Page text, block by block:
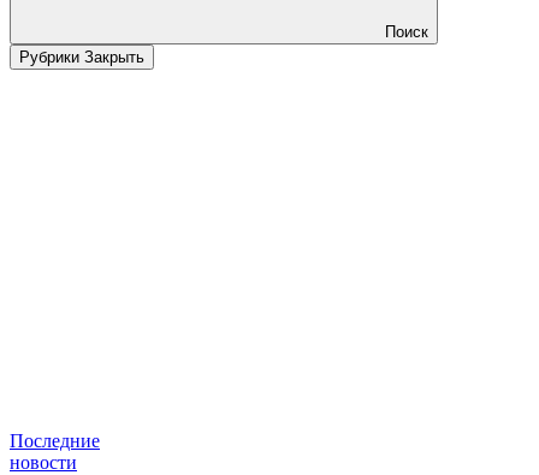
Поиск
Рубрики Закрыть
Последние
новости